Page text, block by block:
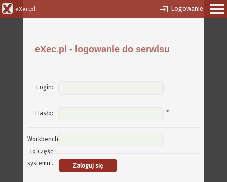
eXec.pl Logowanie
eXec.pl - logowanie do serwisu
Login:
Hasło: *
Workbench
to część
systemu...